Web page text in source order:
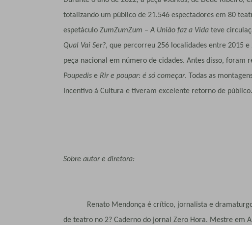
totalizando um público de 21.546 espectadores em 80
espetáculo ZumZumZum – A União faz a Vidateve
Qual Vai Ser?, que percorreu 256 localidades entre 2015
peça nacional em número de cidades. Antes disso, foram
Poupedise Rir e poupar: é só começar. Todas as
Incentivo à Cultura e tiveram excelente retorno de público.
Sobre autor e diretora:
Renato Mendonça é crítico, jornalista e dramaturgo.
de teatro no 2? Caderno do jornal Zero Hora. Mestre em